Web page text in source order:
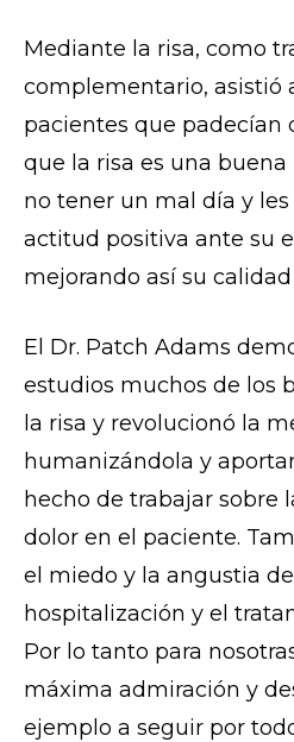
Mediante la risa, como
complementario, asistió
pacientes que padecían
que la risa es una
no tener un mal día y
actitud positiva ante su
mejorando así su
El Dr. Patch Adams
estudios muchos de los
la risa y revolucionó la
humanizándola y
hecho de trabajar sobre
dolor en el paciente.
el miedo y la angustia
hospitalización y el
Por lo tanto para
máxima admiración y
ejemplo a seguir por